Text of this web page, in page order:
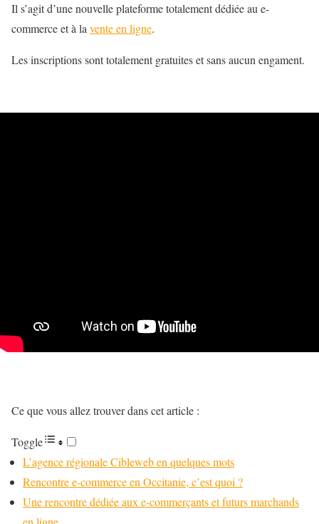
Il s’agit d’une nouvelle plateforme totalement dédiée au e-
commerce et à la vente en ligne.
Les inscriptions sont totalement gratuites et sans aucun engament.
Ce que vous allez trouver dans cet article :
Toggle
L’agence régionale Cibleweb en quelques mots
Rencontre e-commerce en Occitanie, c’est quoi ?
Une rencontre dédiée aux e-commerçants et futurs marchands